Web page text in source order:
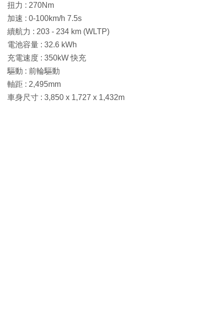
扭力 : 270Nm
加速 : 0-100km/h 7.5s
續航力 : 203 - 234 km (WLTP)
電池容量 : 32.6 kWh
充電速度 : 350kW 快充
驅動 : 前輪驅動
軸距 : 2,495mm
車身尺寸 : 3,850 x 1,727 x 1,432m